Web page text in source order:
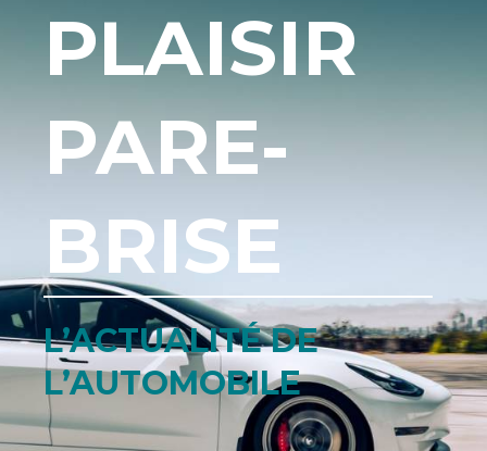
PLAISIR
PARE-
BRISE
L’ACTUALITÉ DE
L’AUTOMOBILE